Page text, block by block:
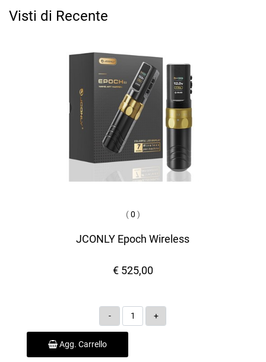
Visti di Recente
(0 )
JCONLY Epoch Wireless
€ 525,00
Quantità
Agg. Carrello